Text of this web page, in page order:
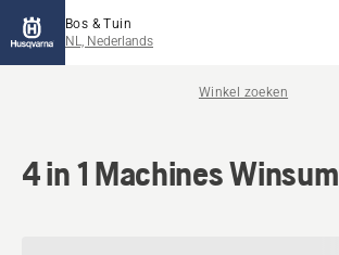
Bos & Tuin
NL, Nederlands
Winkel zoeken
4 in 1 Machines Winsum